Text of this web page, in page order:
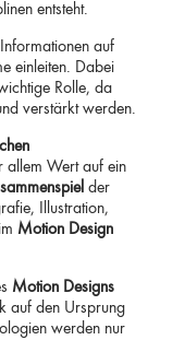
entsteht.
auf
einleiten. Dabei
Rolle, da
verstärkt werden.
allem Wert auf ein
der
Illustration,
Motion Design
Motion Designs
auf den Ursprung
werden nur